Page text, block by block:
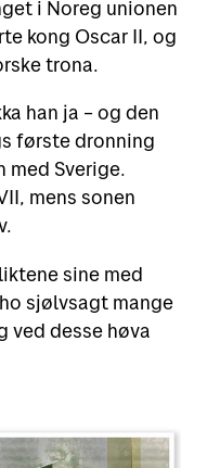
i Noreg unionen
kong Oscar II, og
trona.
han ja – og den
første dronning
med Sverige.
mens sonen
sine med
sjølvsagt mange
ved desse høva